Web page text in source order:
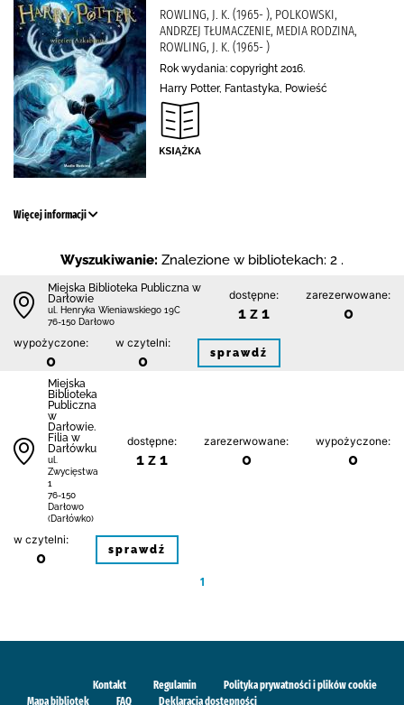
ROWLING, J. K. (1965- ), POLKOWSKI,
ANDRZEJ TŁUMACZENIE, MEDIA RODZINA,
ROWLING, J. K. (1965- )
Rok wydania: copyright 2016.
Harry Potter, Fantastyka, Powieść
Więcej informacji
Wyszukiwanie: Znalezione w bibliotekach: 2 .
Miejska Biblioteka Publiczna w
Darłowie
ul. Henryka Wieniawskiego 19C
76-150 Darłowo
dostępne:
1 z 1
zarezerwowane:
0
wypożyczone:
0
w czytelni:
0 sprawdź
Miejska
Biblioteka
Publiczna
w
Darłowie.
Filia w
Darłówku
ul.
Zwycięstwa
1
76-150
Darłowo
(Darłówko)
dostępne:
1 z 1
zarezerwowane:
0
wypożyczone:
0
w czytelni:
0 sprawdź
1
Kontakt Regulamin
Polityka prywatności i plików cookie
Mapa bibliotek
FAQ Deklaracja dostępności